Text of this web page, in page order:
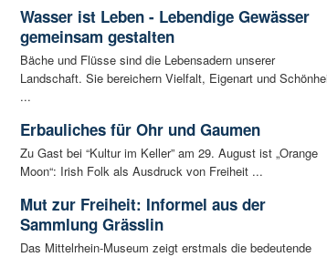
Wasser ist Leben - Lebendige Gewässer
gemeinsam gestalten
Bäche und Flüsse sind die Lebensadern unserer
Landschaft. Sie bereichern Vielfalt, Eigenart und
...
Erbauliches für Ohr und Gaumen
Zu Gast bei “Kultur im Keller” am 29. August ist „Orange
Moon“: Irish Folk als Ausdruck von Freiheit ...
Mut zur Freiheit: Informel aus der
Sammlung Grässlin
Das Mittelrhein-Museum zeigt erstmals die bedeutende